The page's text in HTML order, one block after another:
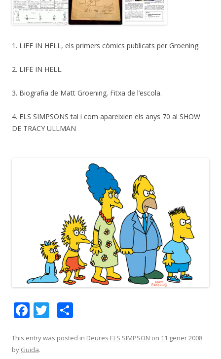
1. LIFE IN HELL, els primers còmics publicats per Groening.
2. LIFE IN HELL.
3. Biografia de Matt Groening. Fitxa de l’escola.
4. ELS SIMPSONS tal i com apareixien els anys 70 al SHOW
DE TRACY ULLMAN
F
e
T
itt m
This entry was posted in Deures ELS SIMPSON on 11 gener 2008
by Guida.